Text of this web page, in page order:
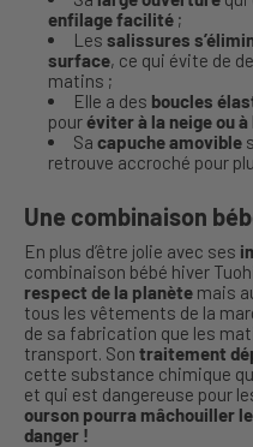
enfilage facilité ;
Les salissures
surface, ce qui évite de
matins ;
Elle a des boucles
pouréviter à la neige ou à
Sa capuche amovible
retrouve accroché pour
Une combinaison
En plus d’être jolie avec ses
combinaison bébé hiver
respect de la planète mais
tous les vêtements de la
de sa fabrication que les
transport. Son traitement
cette substance chimique
et qui est dangereuse pour
ourson pourra mâchouiller
danger !